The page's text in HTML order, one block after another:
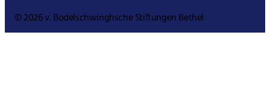
© 2026 v. Bodelschwinghsche Stiftungen Bethel